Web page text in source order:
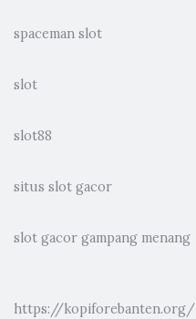
spaceman slot
slot
slot88
situs slot gacor
slot gacor gampang menang
https://kopiforebanten.org/